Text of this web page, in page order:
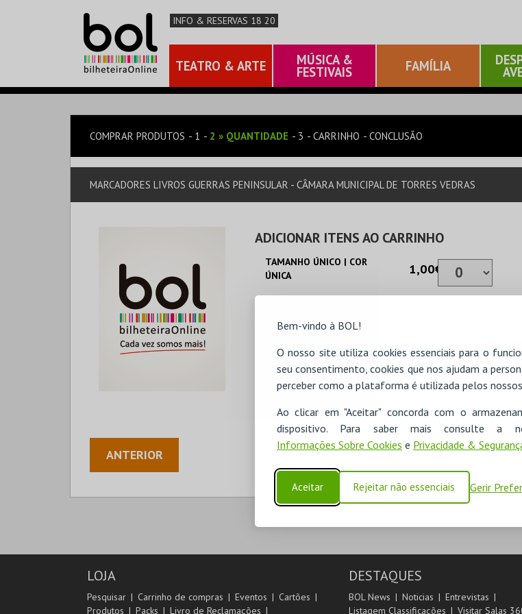
Bem-vindo à BOL!
O nosso site utiliza cookies essenciais para o
seu consentimento, cookies que nos ajudam a
perceber como a plataforma é utilizada pelos
Ao clicar em "Aceitar" concorda com o
dispositivo. Para saber mais consulte a
Informações Sobre Cookies e Privacidade &
Aceitar Rejeitar não essenciais Gerir
INFO & RESERVAS 18 20
TEATRO & ARTE MÚSICA &
FESTIVAIS FAMÍLIA
COMPRAR PRODUTOS 1 2 » QUANTIDADE 3 CARRINHO CONCLUSÃO
MARCADORES LIVROS GUERRAS PENINSULAR - CÂMARA MUNICIPAL DE TORRES VEDRAS
ADICIONAR ITENS AO CARRINHO
TAMANHO ÚNICO | COR
ÚNICA
1,00€
ADICIONAR
ANTERIOR
LOJA
Pesquisar Carrinho de compras Eventos
Cartões
Produtos
Packs Livro de Reclamações
DESTAQUES
BOL News Noticias
Entrevistas
Listagem Classificações
Visitar Salas